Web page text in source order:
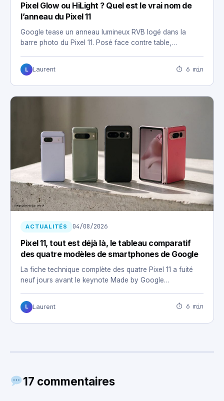
Pixel Glow ou HiLight ? Quel est le vrai nom de
l’anneau du Pixel 11
Google tease un anneau lumineux RVB logé dans la
barre photo du Pixel 11. Posé face contre table,…
L Laurent ⏱ 6 min
ACTUALITÉS 04/08/2026
Pixel 11, tout est déjà là, le tableau comparatif
des quatre modèles de smartphones de Google
La fiche technique complète des quatre Pixel 11 a fuité
neuf jours avant le keynote Made by Google…
L Laurent ⏱ 6 min
17 commentaires